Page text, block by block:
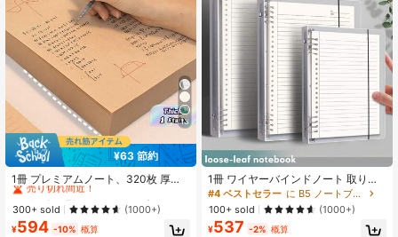
13
¥63 節約
1冊 プレミアムノート、320枚 厚手
ベージュ木材パルプ スケッチ用紙、
目に優しい美的ジャーナル ノート、
スケッチ、試験勉強用、ミニマリス
トオフィス学用品、ジャーナルギフ
#1 ベストセラー
に ワンサイズ ノートブック
売り切れ間近！
#1 ベストセラー
売り切れ間近！
#1 ベストセラー
売り切れ間近！
#1 ベストセラー
300+ sold (1000+)
¥594 -10% 概算
1冊 ワイヤーバインドノート 取り外
し可能なソフトカバー付き ルーズリ
ーフフォルダー 中学生/高校生向け A
5/B5/A4 3サイズ選択可 60枚/120ペ
ージ 新学期 学用品
#4 ベストセラー
に B5 ノートブック
100+ sold
(1000+)
¥537 -2% 概算